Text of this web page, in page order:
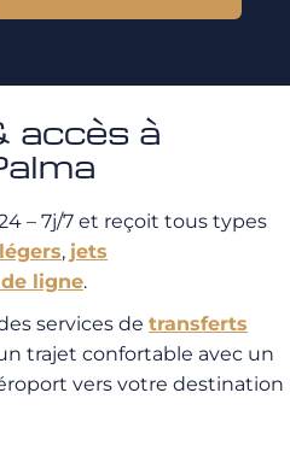
accès à
– 7j/7 et reçoit tous types
, jets
ligne.
services de transferts
trajet confortable avec un
vers votre destination